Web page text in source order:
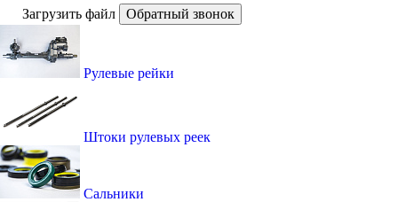
Загрузить файл
Обратный звонок
Рулевые рейки
Штоки рулевых реек
Сальники